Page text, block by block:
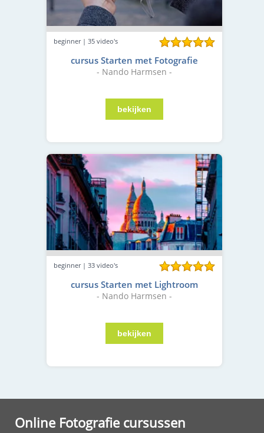
beginner | 35 video's
cursus Starten met Fotografie
- Nando Harmsen -
beginner | 33 video's
cursus Starten met Lightroom
- Nando Harmsen -
Online Fotografie cursussen